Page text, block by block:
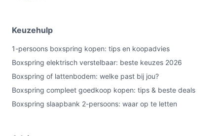
Keuzehulp
1-persoons boxspring kopen: tips en koopadvies
Boxspring elektrisch verstelbaar: beste keuzes 2026
Boxspring of lattenbodem: welke past bij jou?
Boxspring compleet goedkoop kopen: tips & beste deals
Boxspring slaapbank 2-persoons: waar op te letten